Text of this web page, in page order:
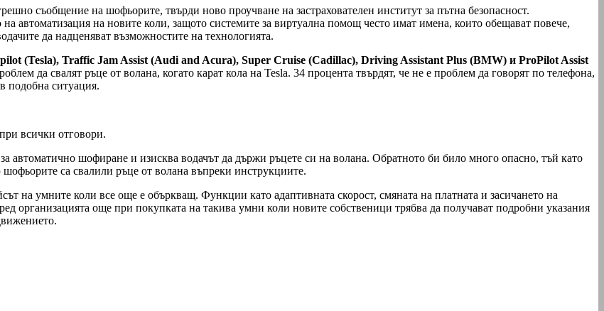
съобщение на шофьорите, твърди ново проучване на застрахователен институт за пътна безопасност.
автоматизация на новите коли, защото системите за виртуална помощ често имат имена, които обещават повече,
да надценяват възможностите на технологията.
(Tesla), Traffic Jam Assist (Audi and Acura), Super Cruise (Cadillac), Driving Assistant Plus (BMW) и ProPilot Assist
да свалят ръце от волана, когато карат кола на Tesla. 34 процента твърдят, че не е проблем да говорят по телефона,
подобна ситуация.
всички отговори.
автоматично шофиране и изисква водачът да държи ръцете си на волана. Обратното би било много опасно, тъй като
са свалили ръце от волана въпреки инструкциите.
на умните коли все още е объркващ. Функции като адаптивната скорост, смяната на платната и засичането на
организацията още при покупката на такива умни коли новите собственици трябва да получават подробни указания